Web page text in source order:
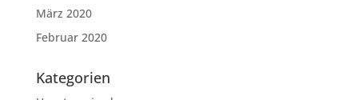
März 2020
Februar 2020
Kategorien